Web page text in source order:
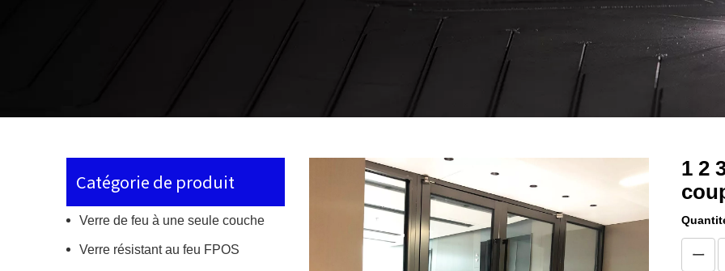
Catégorie de produit
Verre de feu à une seule couche
Verre résistant au feu FPOS
1 2